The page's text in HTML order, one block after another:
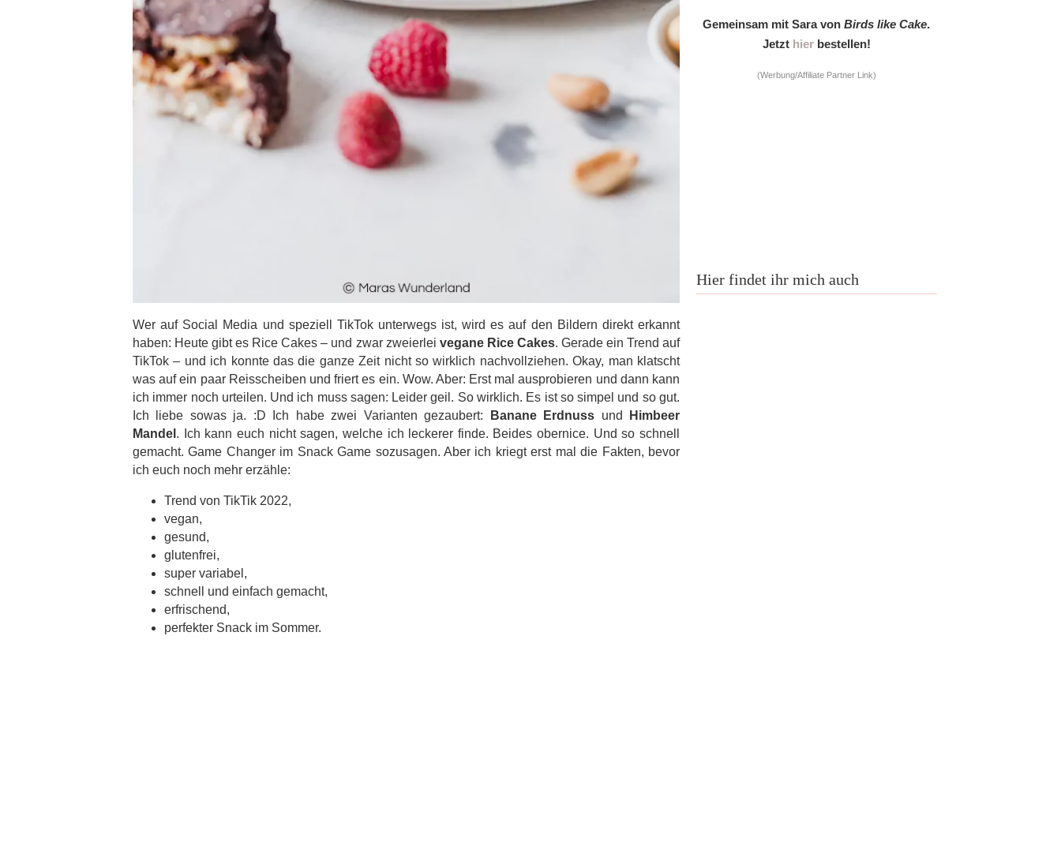
Wer auf Social Media und speziell TikTok unterwegs ist, wird es auf den Bildern direkt erkannt
haben: Heute gibt es Rice Cakes – und zwar zweierlei vegane Rice Cakes. Gerade ein Trend auf
TikTok – und ich konnte das die ganze Zeit nicht so wirklich nachvollziehen. Okay, man klatscht
was auf ein paar Reisscheiben und friert es ein. Wow. Aber: Erst mal ausprobieren und dann kann
ich immer noch urteilen. Und ich muss sagen: Leider geil. So wirklich. Es ist so simpel und so gut.
Ich liebe sowas ja. :D Ich habe zwei Varianten gezaubert:
Banane Erdnuss und
Himbeer
Mandel . Ich kann euch nicht sagen, welche ich leckerer finde. Beides obernice. Und so schnell
gemacht. Game Changer im Snack Game sozusagen. Aber ich kriegt erst mal die Fakten, bevor
ich euch noch mehr erzähle:
Trend von TikTik 2022,
vegan,
gesund,
glutenfrei,
super variabel,
schnell und einfach gemacht,
erfrischend,
perfekter Snack im Sommer.
Gemeinsam mit Sara vonBirds like Cake.
Jetzt hierbestellen!
(Werbung/Affiliate Partner Link)
Hier findet ihr mich auch